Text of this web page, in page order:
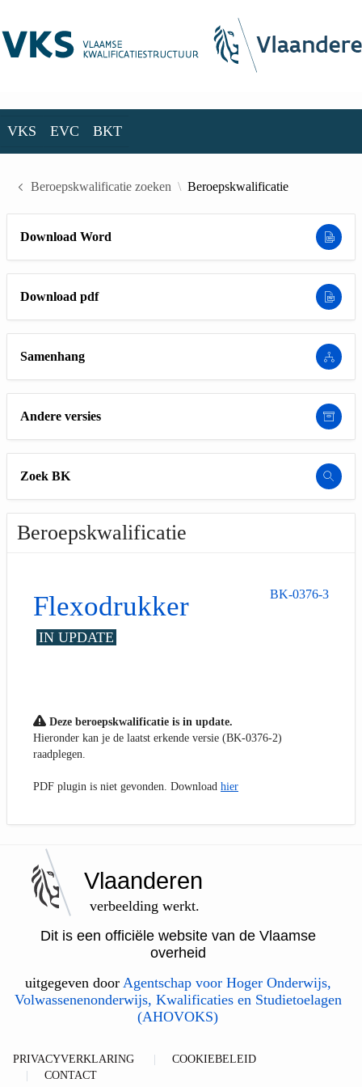
VKS EVC BKT
Beroepskwalificatie zoeken Beroepskwalificatie
Download Word
Download pdf
Samenhang
Andere versies
Zoek BK
Beroepskwalificatie
Flexodrukker BK-0376-3
IN UPDATE
Deze beroepskwalificatie is in update.
Hieronder kan je de laatst erkende versie (BK-0376-2)
raadplegen.
PDF plugin is niet gevonden. Download hier
Vlaanderen
verbeelding werkt.
Dit is een officiële website van de Vlaamse
overheid
uitgegeven door Agentschap voor Hoger Onderwijs,
Volwassenenonderwijs, Kwalificaties en Studietoelagen
(AHOVOKS)
PRIVACYVERKLARING
COOKIEBELEID
CONTACT